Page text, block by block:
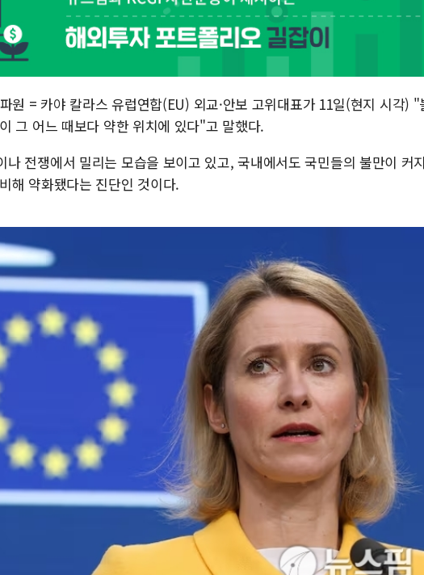
원 = 카야 칼라스 유럽연합(EU) 외교·안보 고위대표가 11일(현지 시각) "
그 어느 때보다 약한 위치에 있다"고 말했다.
나 전쟁에서 밀리는 모습을 보이고 있고, 국내에서도 국민들의 불만이 커
해 약화됐다는 진단인 것이다.